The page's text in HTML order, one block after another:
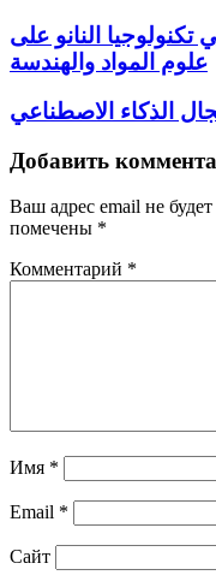
تكنولوجيا النانو على
علوم المواد والهندسة
الذكاء الاصطناعي
Добавить
Ваш адрес email не
помечены *
Комментарий *
Имя *
Email *
Сайт